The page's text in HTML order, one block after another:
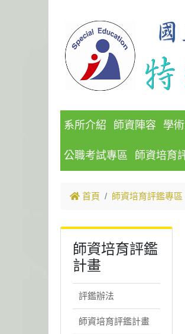
系所介紹 師資陣容 學
公職考試專區 師資培育
首頁 師資培育評鑑專區
師資培育評鑑
計畫
評鑑辦法
師資培育評鑑計畫